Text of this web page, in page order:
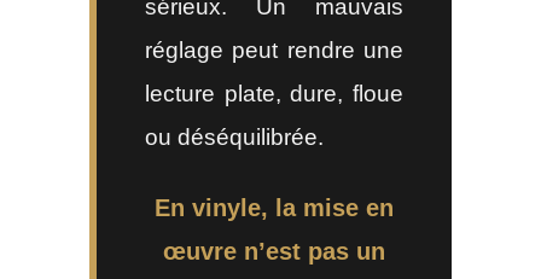
sérieux. Un mauvais
réglage peut rendre une
lecture plate, dure, floue
ou déséquilibrée.
En vinyle, la mise en
œuvre n’est pas un